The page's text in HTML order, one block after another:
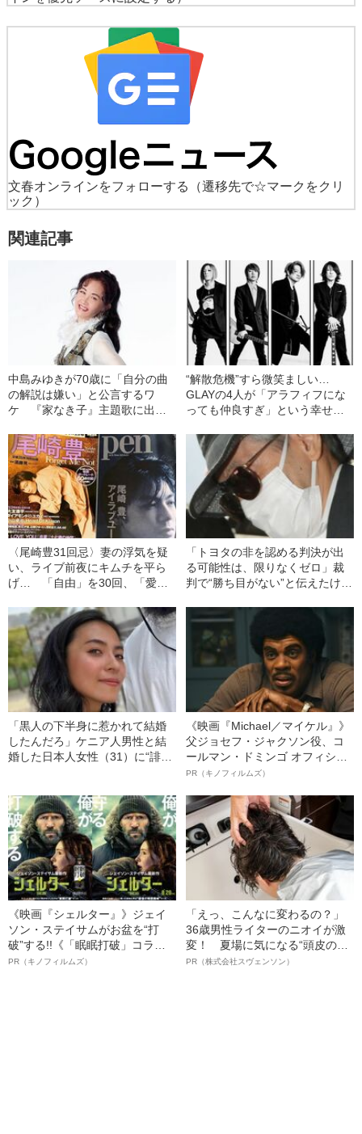
文春オンラインをフォローする
（遷移先で☆マークをクリ
ック）
関連記事
中島みゆきが70歳に「自分の曲
の解説は嫌い」と公言するワ
ケ 『家なき子』主題歌に出て
“解散危機”すら微笑ましい…
GLAYの4人が「アラフィフにな
っても仲良すぎ」という幸せな
〈尾崎豊31回忌〉妻の浮気を疑
い、ライブ前夜にキムチを平ら
げ… 「自由」を30回、「愛」
「トヨタの非を認める判決が出
る可能性は、限りなくゼロ」裁
判で“勝ち目がない”と伝えたけれ
幸三を説得できなかった「長男
の葛藤」
「黒人の下半身に惹かれて結婚
したんだろ」ケニア人男性と結
婚した日本人女性（31）に“誹謗
《映画『Michael／マイケル』》
父ジョセフ・ジャクソン役、コ
ールマン・ドミンゴ オフィシャ
ルインタビュー“観客を魅了した
語る”《日本興収70億円突破》
PR（キノフィルムズ）
《映画『シェルター』》ジェイ
ソン・ステイサムがお盆を“打
破”する!!《「眠眠打破」コラ
ボ》
PR（キノフィルムズ）
「えっ、こんなに変わるの？」
36歳男性ライターのニオイが激
変！ 夏場に気になる“頭皮のニ
オイ”や“ベタつき”を解消す
PR（株式会社スヴェンソン）